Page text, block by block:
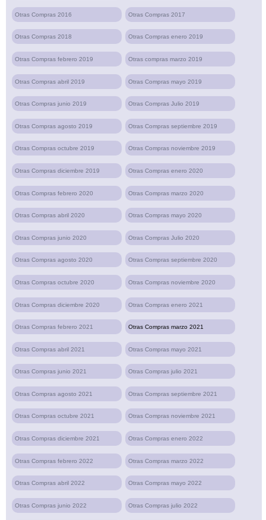
Otras Compras 2016 Otras Compras 2017
Otras Compras 2018 Otras Compras enero 2019
Otras Compras febrero 2019 Otras compras marzo 2019
Otras Compras abril 2019 Otras Compras mayo 2019
Otras Compras junio 2019 Otras Compras Julio 2019
Otras Compras agosto 2019 Otras Compras septiembre 2019
Otras Compras octubre 2019 Otras Compras noviembre 2019
Otras Compras diciembre 2019 Otras Compras enero 2020
Otras Compras febrero 2020 Otras Compras marzo 2020
Otras Compras abril 2020 Otras Compras mayo 2020
Otras Compras junio 2020 Otras Compras Julio 2020
Otras Compras agosto 2020 Otras Compras septiembre 2020
Otras Compras octubre 2020 Otras Compras noviembre 2020
Otras Compras diciembre 2020 Otras Compras enero 2021
Otras Compras febrero 2021 Otras Compras marzo 2021
Otras Compras abril 2021 Otras Compras mayo 2021
Otras Compras junio 2021 Otras Compras julio 2021
Otras Compras agosto 2021 Otras Compras septiembre 2021
Otras Compras octubre 2021 Otras Compras noviembre 2021
Otras Compras diciembre 2021 Otras Compras enero 2022
Otras Compras febrero 2022 Otras Compras marzo 2022
Otras Compras abril 2022 Otras Compras mayo 2022
Otras Compras junio 2022 Otras Compras julio 2022